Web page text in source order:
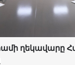
ղեկավարը